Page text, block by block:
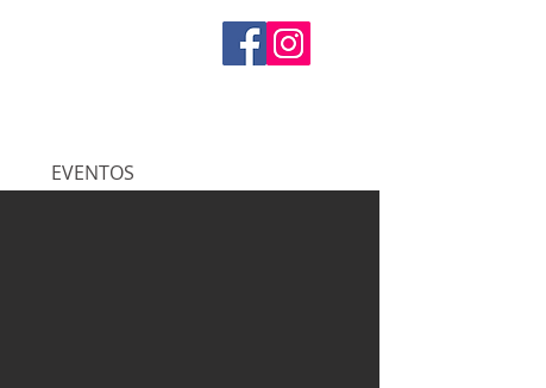
EVENTOS